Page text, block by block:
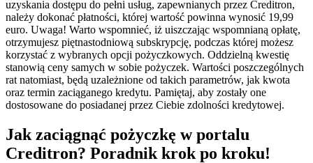
uzyskania dostępu do pełni usług, zapewnianych przez Creditron,
należy dokonać płatności, której wartość powinna wynosić 19,99
euro. Uwaga! Warto wspomnieć, iż uiszczając wspomnianą opłatę,
otrzymujesz piętnastodniową subskrypcję, podczas której możesz
korzystać z wybranych opcji pożyczkowych. Oddzielną kwestię
stanowią ceny samych w sobie pożyczek. Wartości poszczególnych
rat natomiast, będą uzależnione od takich parametrów, jak kwota
oraz termin zaciąganego kredytu. Pamiętaj, aby zostały one
dostosowane do posiadanej przez Ciebie zdolności kredytowej.
Jak zaciągnąć pożyczkę w portalu
Creditron? Poradnik krok po kroku!